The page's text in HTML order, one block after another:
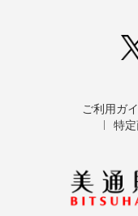
ご利用ガ
特